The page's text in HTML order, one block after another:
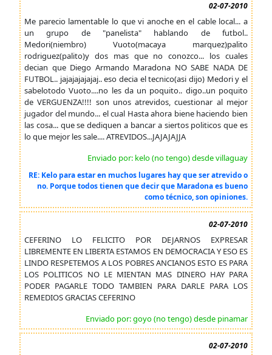
02-07-2010
Me parecio lamentable lo que vi anoche en el cable local... a
un grupo de "panelista" hablando de futbol..
Medori(niembro) Vuoto(macaya marquez)palito
rodriguez(palito)y dos mas que no conozco... los cuales
decian que Diego Armando Maradona NO SABE NADA DE
FUTBOL.. jajajajajajaj.. eso decia el tecnico(asi dijo) Medori y el
sabelotodo Vuoto....no les da un poquito.. digo..un poquito
de VERGUENZA!!!! son unos atrevidos, cuestionar al mejor
jugador del mundo... el cual Hasta ahora biene haciendo bien
las cosa... que se dediquen a bancar a siertos politicos que es
lo que mejor les sale.... ATREVIDOS...JAJAJAJJA
Enviado por: kelo (no tengo) desde villaguay
RE: Kelo para estar en muchos lugares hay que ser atrevido o
no. Porque todos tienen que decir que Maradona es bueno
como técnico, son opiniones.
02-07-2010
CEFERINO LO FELICITO POR DEJARNOS EXPRESAR
LIBREMENTE EN LIBERTA ESTAMOS EN DEMOCRACIA Y ESO ES
LINDO RESPETEMOS A LOS POBRES ANCIANOS ESTO ES PARA
LOS POLITICOS NO LE MIENTAN MAS DINERO HAY PARA
PODER PAGARLE TODO TAMBIEN PARA DARLE PARA LOS
REMEDIOS GRACIAS CEFERINO
Enviado por: goyo (no tengo) desde pinamar
02-07-2010